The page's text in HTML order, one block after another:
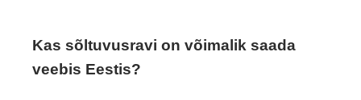
Kas sõltuvusravi on võimalik saada
veebis Eestis?